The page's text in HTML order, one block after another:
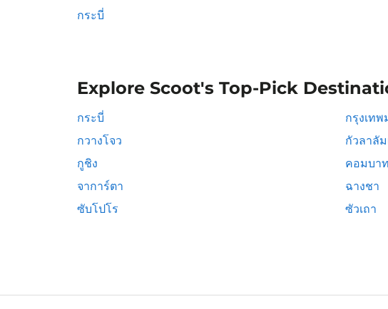
กระบี่
Explore Scoot's Top-Pick
กระบี่ กรุงเท
กวางโจว
กัวลาลัม
กูชิง
คอมบา
จาการ์ตา
ฉางชา
ซับโปโร
ซัวเถา